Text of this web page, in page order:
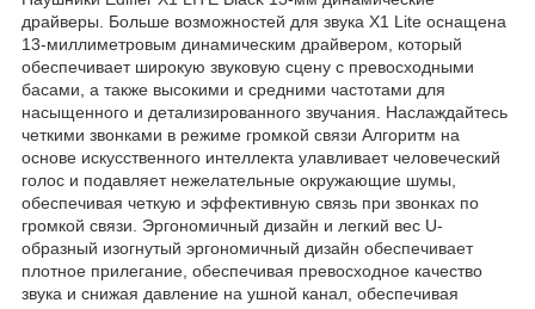
драйверы. Больше возможностей для звука X1 Lite оснащена
13-миллиметровым динамическим драйвером, который
обеспечивает широкую звуковую сцену с превосходными
басами, а также высокими и средними частотами для
насыщенного и детализированного звучания. Наслаждайтесь
четкими звонками в режиме громкой связи Алгоритм на
основе искусственного интеллекта улавливает человеческий
голос и подавляет нежелательные окружающие шумы,
обеспечивая четкую и эффективную связь при звонках по
громкой связи. Эргономичный дизайн и легкий вес U-
образный изогнутый эргономичный дизайн обеспечивает
плотное прилегание, обеспечивая превосходное качество
звука и снижая давление на ушной канал, обеспечивая